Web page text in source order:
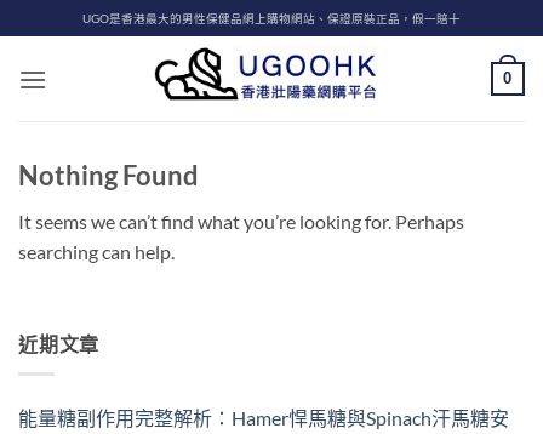
to
content
UGO是香港最大的男性保健品網上購物網站、保證原裝正品，假一賠十
0
Nothing Found
It seems we can’t find what you’re looking for. Perhaps
searching can help.
近期文章
能量糖副作用完整解析：Hamer悍馬糖與Spinach汗馬糖安